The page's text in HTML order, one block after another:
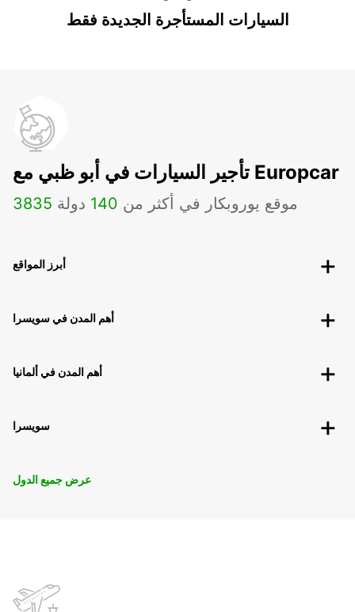
السيارات المستأجرة الجديدة فقط
تأجير السيارات في أبو ظبي مع Europcar
3835 موقع يوروبكار في أكثر من 140 دولة
أبرز المواقع
أهم المدن في سويسرا
أهم المدن في ألمانيا
سويسرا
عرض جميع الدول